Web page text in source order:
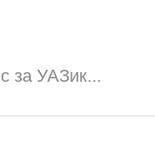
за УАЗик...